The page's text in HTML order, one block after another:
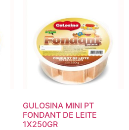
GULOSINA MINI PT
FONDANT DE LEITE
1X250GR